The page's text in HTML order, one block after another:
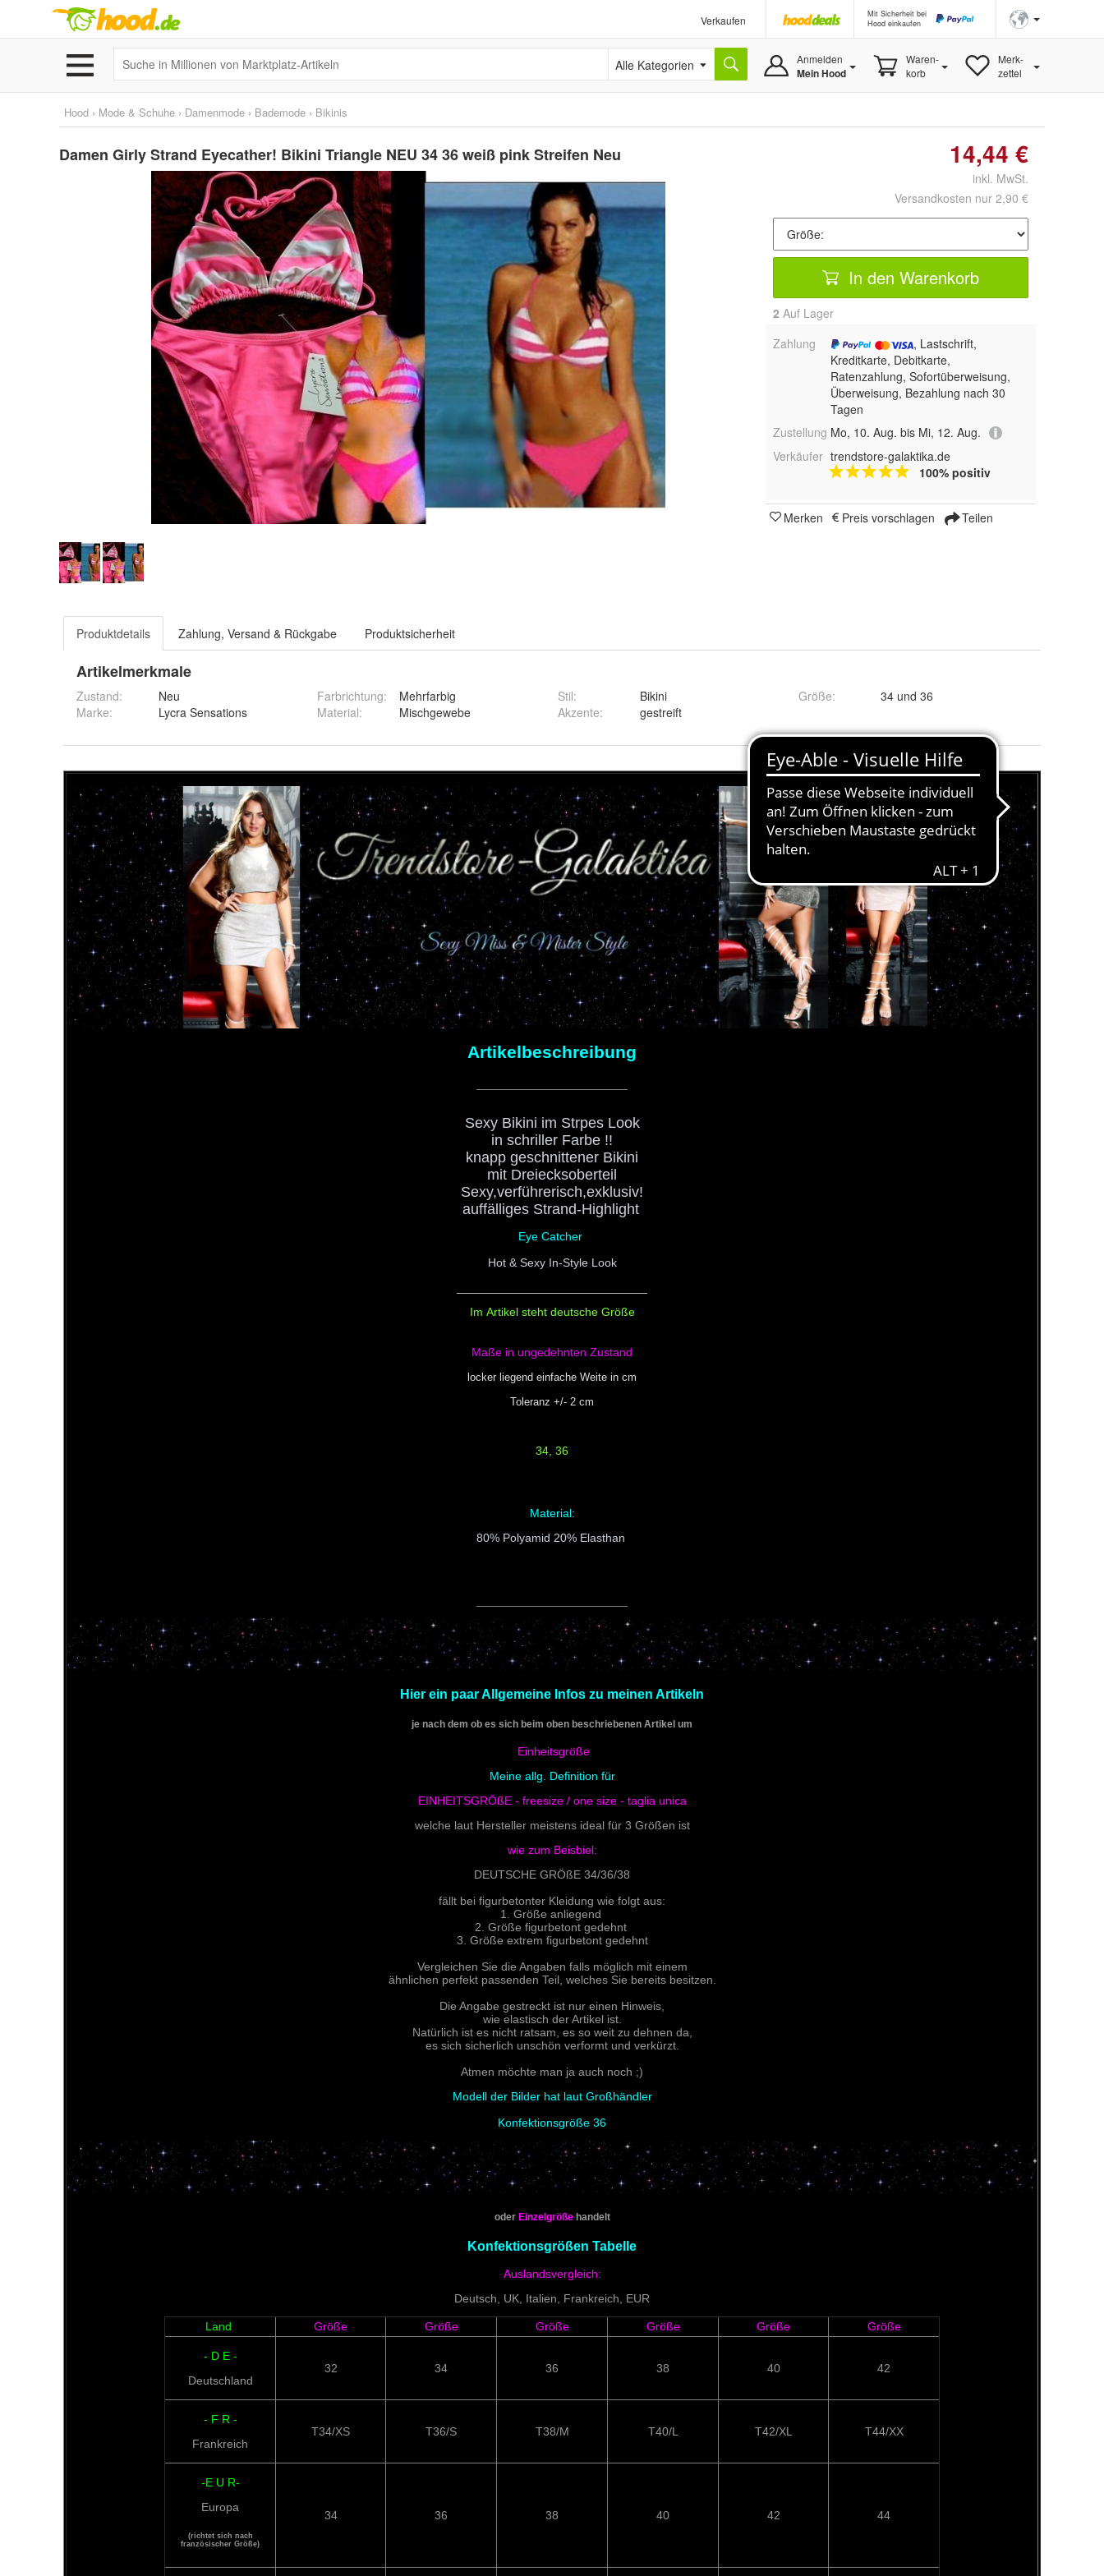
Verkaufen
Mit Sicherheit bei
Hood einkaufen
Alle Kategorien Anmelden
Mein Hood
Waren-
korb
Merk-
zettel
Hood › Mode & Schuhe › Damenmode › Bademode › Bikinis
Damen Girly Strand Eyecather! Bikini Triangle NEU 34 36 weiß pink Streifen Neu 14,44 €
inkl. MwSt.
Versandkosten nur 2,90 €
In den Warenkorb
2 Auf Lager
Zahlung
, Lastschrift,
Kreditkarte, Debitkarte,
Ratenzahlung, Sofortüberweisung,
Überweisung, Bezahlung nach 30
Tagen
Zustellung Mo, 10. Aug. bis Mi, 12. Aug.
Verkäufer trendstore-galaktika.de
100% positiv
Merken Preis vorschlagen Teilen
Produktdetails Zahlung, Versand & Rückgabe Produktsicherheit
Artikelmerkmale
Zustand:
Neu
Marke:
Lycra Sensations
Farbrichtung:
Mehrfarbig
Material: Mischgewebe
Stil:
Bikini
Akzente: gestreift
Größe: 34 und 36